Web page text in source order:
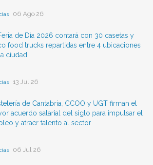
06 Ago 26
Feria de Día 2026 contará con 30 casetas y
food trucks repartidas entre 4 ubicaciones
ciudad
13 Jul 26
de Cantabria, CCOO y UGT firman el
acuerdo salarial del siglo para impulsar el
y atraer talento al sector
06 Jul 26